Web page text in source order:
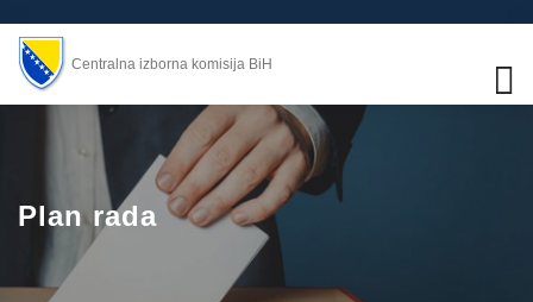
Centralna izborna komisija BiH
Plan rada